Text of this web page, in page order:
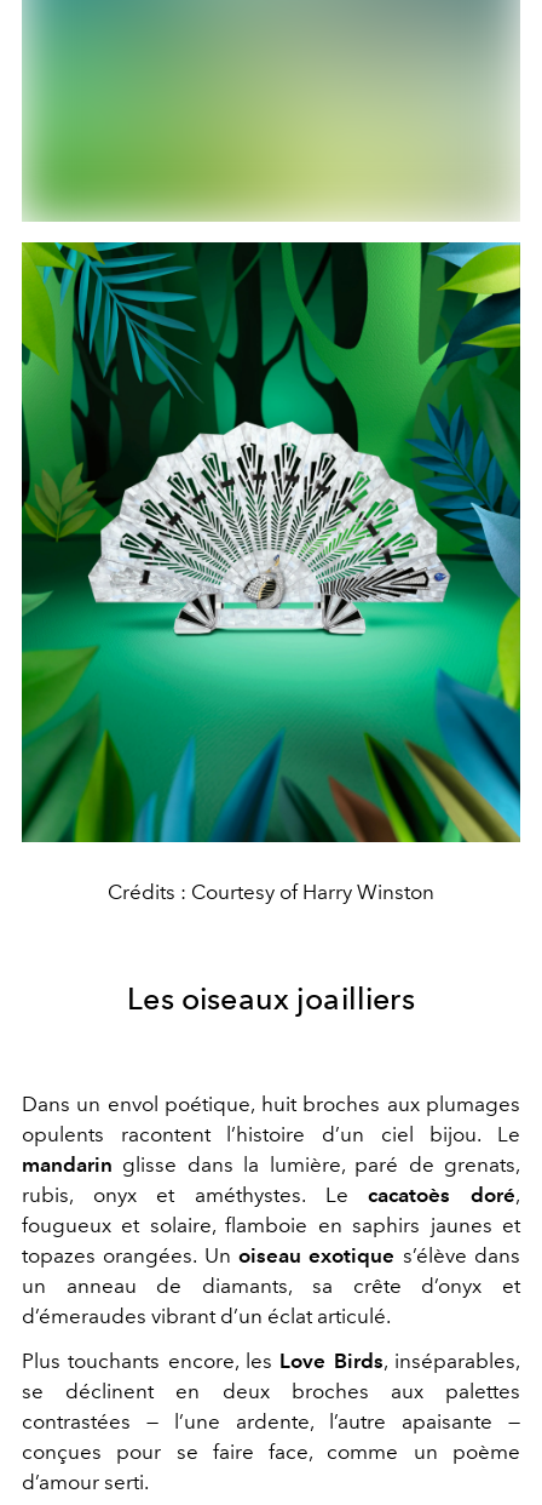
Crédits : Courtesy of Harry Winston
Les oiseaux joailliers
Dans un envol poétique, huit broches aux plumages
opulents racontent l’histoire d’un ciel bijou. Le
mandarin glisse dans la lumière, paré de grenats,
rubis, onyx et améthystes. Lecacatoès doré,
fougueux et solaire, flamboie en saphirs jaunes et
topazes orangées. Un oiseau exotique s’élève dans
un anneau de diamants, sa crête d’onyx et
d’émeraudes vibrant d’un éclat articulé.
Plus touchants encore, les Love Birds, inséparables,
se déclinent en deux broches aux palettes
contrastées — l’une ardente, l’autre apaisante —
conçues pour se faire face, comme un poème
d’amour serti.